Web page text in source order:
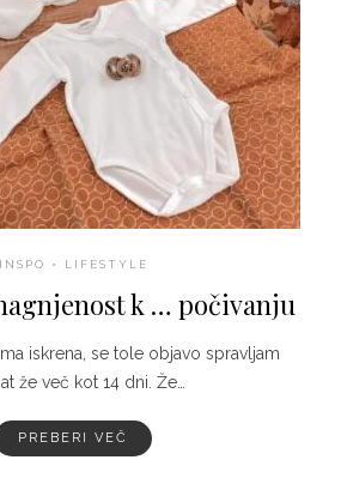
INSPO • LIFESTYLE
k … počivanju
iskrena, se tole objavo spravljam
že več kot 14 dni. Že…
PREBERI VEČ